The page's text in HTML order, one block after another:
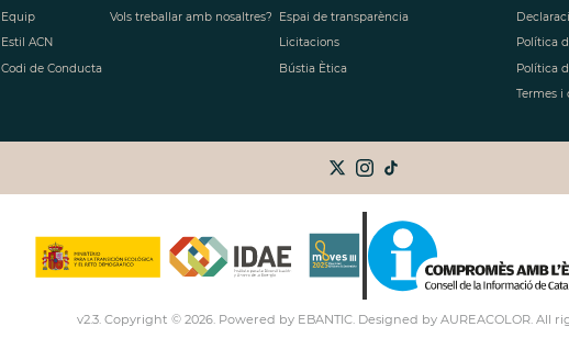
Equip
Estil ACN
Codi de Conducta
Vols treballar amb nosaltres?
Espai de transparència
Licitacions
Bústia Ètica
Política
Política
Termes i
v2.3. Copyright © 2026. Powered by EBANTIC. Designed by AUREACOLOR. All